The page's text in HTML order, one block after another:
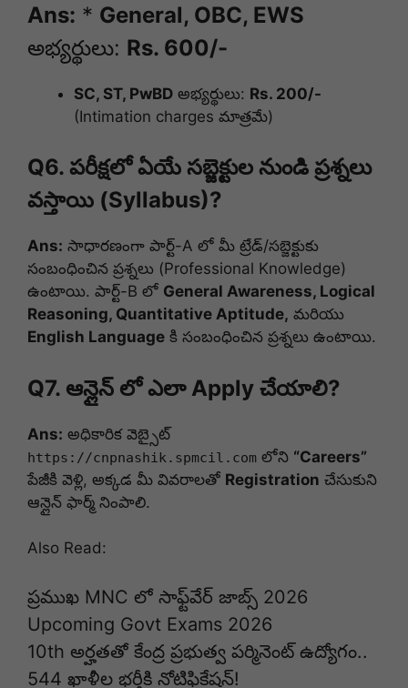
Ans: * General, OBC, EWS
అభ్యర్థులు: Rs. 600/-
SC, ST, PwBD అభ్యర్థులు: Rs. 200/-
(Intimation charges మాత్రమే)
Q6. పరీక్షలో ఏయే సబ్జెక్టుల నుండి ప్రశ్నలు
వస్తాయి (Syllabus)?
Ans: సాధారణంగా పార్ట్-A లో మీ ట్రేడ్/సబ్జెక్టుకు
సంబంధించిన ప్రశ్నలు (Professional Knowledge)
ఉంటాయి. పార్ట్-B లో General Awareness, Logical
Reasoning, Quantitative Aptitude, మరియు
English Language కి సంబంధించిన ప్రశ్నలు ఉంటాయి.
Q7. ఆన్లైన్ లో ఎలా Apply చేయాలి?
Ans: అధికారిక వెబ్సైట్
https://cnpnashik.spmcil.com లోని “Careers”
పేజీకి వెళ్లి, అక్కడ మీ వివరాలతో Registration చేసుకుని
ఆన్లైన్ ఫార్మ్ నింపాలి.
Also Read:
ప్రముఖ MNC లో సాఫ్ట్‌వేర్ జాబ్స్ 2026
Upcoming Govt Exams 2026
10th అర్హతతో కేంద్ర ప్రభుత్వ పర్మినెంట్ ఉద్యోగం..
544 ఖాళీల భర్తీకి నోటిఫికేషన్!